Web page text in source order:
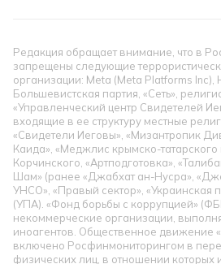
Редакция обращает внимание, что в
запрещены следующие
организации: Meta (Meta Platforms
Большевистская партия, «Сеть»,
«Управленческий центр Свидетелей
входящие в ее структуру местные
«Свидетели Иеговы», «Мизантропик
Каида», «Меджлис крымско-татарского
Корчинского, «Артподготовка»,
Шам» (ранее «Джабхат ан-Нусра»,
УНСО», «Правый сектор», «Украинская
(УПА). «Фонд борьбы с коррупцией»
некоммерческие организации,
иноагентов. Общественное движение
включено Росфинмониторингом в
физических лиц, в отношении которых